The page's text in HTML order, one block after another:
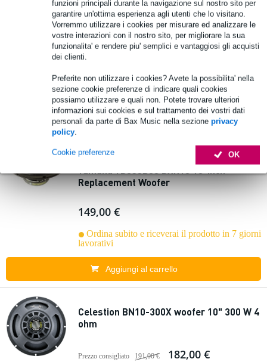
funzioni principali durante la navigazione sul nostro sito per
garantire un'ottima esperienza agli utenti che lo visitano.
Vorremmo utilizzare i cookies per misurare ed analizzare le
vostre interazioni con il nostro sito, per migliorare la sua
funzionalita' e rendere piu' semplici e vantaggiosi gli acquisti
dei clienti.
Preferite non utilizzare i cookies? Avete la possibilita' nella
sezione cookie preferenze di indicare quali cookies
possiamo utilizzare e quali non. Potete trovare ulteriori
informazioni sui cookies e sul trattamento dei vostri dati
personali da parte di Bax Music nella sezione privacy
policy.
OK
Cookie preferenze
Visaton WS 25 E - 8 Ohm Diffusore da 10
pollici
59,00 €
Ordina subito e riceverai il prodotto in 6 giorni
lavorativi
Aggiungi al carrello
Yamaha YD655B00 DXR10 10-inch
Replacement Woofer
149,00 €
Ordina subito e riceverai il prodotto in 7 giorni
lavorativi
Aggiungi al carrello
Celestion BN10-300X woofer 10" 300 W 4
ohm
Prezzo consigliato 191,00 € 182,00 €